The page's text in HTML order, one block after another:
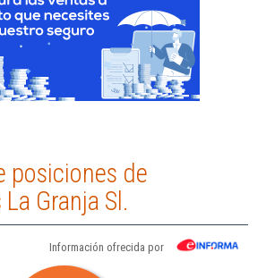
posiciones de
Granja Sl.
Información ofrecida por